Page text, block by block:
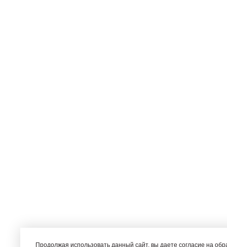
Продолжая использовать данный сайт, вы даете согласие на